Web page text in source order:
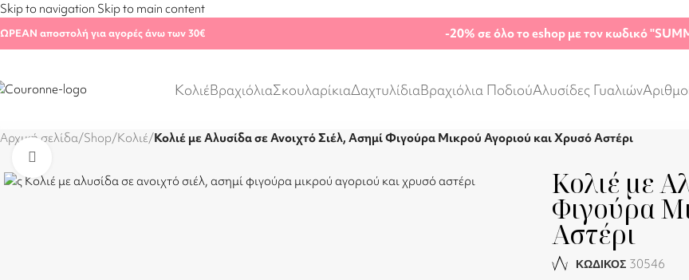
Skip to navigation Skip to main content
αποστολή για αγορές άνω των 30€ -20% σε όλο το eshop με τον κωδικό
ΚολιέΒραχιόλιαΣκουλαρίκιαΔαχτυλίδιαΒραχιόλια ΠοδιούΑλυσίδες Γυαλιών
Αρχική σελίδα/Shop/Κολιέ/Κολιέ με Αλυσίδα σε Ανοιχτό Σιέλ, Ασημί Φιγούρα Μικρού Αγοριού και Χρυσό Αστέρι
Κολιέ με
Φιγούρα
Αστέρι
ΚΩΔΙΚΟΣ 30546